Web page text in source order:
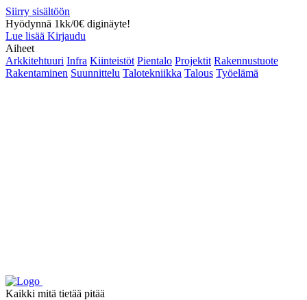
Siirry sisältöön
Hyödynnä 1kk/0€ diginäyte!
Lue lisää Kirjaudu
Aiheet
Arkkitehtuuri Infra Kiinteistöt Pientalo Projektit Rakennustuote
Rakentaminen Suunnittelu Talotekniikka Talous Työelämä
Kaikki mitä tietää pitää